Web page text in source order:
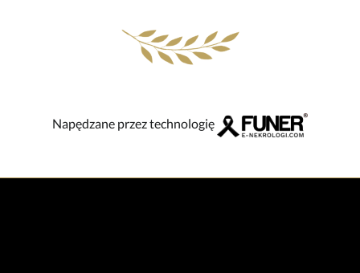
Napędzane przez technologię